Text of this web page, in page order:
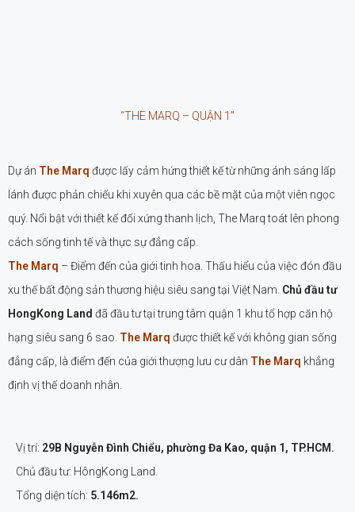
“THE MARQ – QUẬN 1”
Dự án The Marq được lấy cảm hứng thiết kế từ những ánh sáng lấp
lánh được phản chiếu khi xuyên qua các bề mặt của một viên ngọc
quý. Nổi bật với thiết kế đối xứng thanh lịch, The Marq toát lên phong
cách sống tinh tế và thực sự đẳng cấp.
The Marq – Điểm đến của giới tinh hoa. Thấu hiểu của việc đón đầu
xu thế bất động sản thương hiệu siêu sang tại Việt Nam. Chủ đầu tư
HongKong Land đã đầu tư tại trung tâm quận 1 khu tổ hợp căn hộ
hạng siêu sang 6 sao. The Marq được thiết kế với không gian sống
đẳng cấp, là điểm đến của giới thượng lưu cư dân The Marq khẳng
định vị thế doanh nhân.
Vị trí: 29B Nguyễn Đình Chiểu, phường Đa Kao, quận 1, TP.HCM.
Chủ đầu tư: HôngKong Land.
Tổng diện tích: 5.146m2.